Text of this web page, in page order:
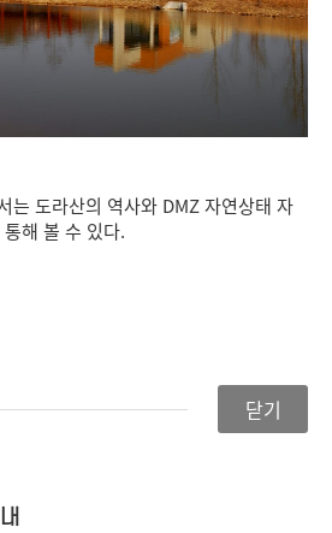
는 도라산의 역사와 DMZ 자연상태 자
해 볼 수 있다.
닫기